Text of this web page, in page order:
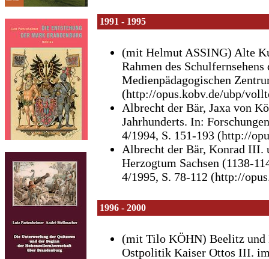
1991 - 1995
(mit Helmut ASSING) Alte
Rahmen des
Medienpädagogischen
(http://opus.kobv.de/ubp/
Albrecht der Bär, Jaxa von
Jahrhunderts. In:
4/1994, S. 151-193 (http://
Albrecht der Bär, Konrad III.
Herzogtum Sachsen (1138-
4/1995, S. 78-112 (http://
1996 - 2000
(mit Tilo KÖHN) Beelitz und
Ostpolitik Kaiser Ottos III. im